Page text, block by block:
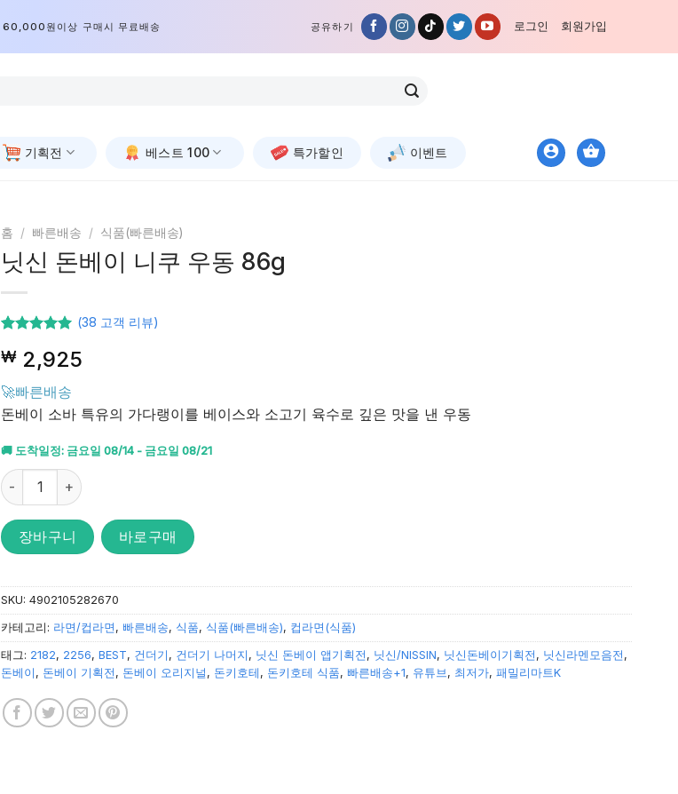
60,000원이상 구매시 무료배송 공유하기 로그인 회원가입
기획전 베스트 100 특가할인 이벤트
홈 / 빠른배송 / 식품(빠른배송)
닛신 돈베이 니쿠 우동 86g
기준으로 5
4.97 점을
받았습니
다.
(38 고객 리뷰)
₩ 2,925
🚀빠른배송
돈베이 소바 특유의 가다랭이를 베이스와 소고기 육수로 깊은 맛을 낸 우동
🚚 도착일정: 금요일 08/14 - 금요일 08/21
닛신 돈베이 니쿠 우동 86g 수량
장바구니 바로구매
SKU:4902105282670
카테고리: 라면/컵라면 , 빠른배송, 식품, 식품(빠른배송), 컵라면(식품)
태그: 2182, 2256,BEST, 건더기 , 건더기 나머지 , 닛신 돈베이 앱기획전 , 닛신/NISSIN, 닛신돈베이기획전 , 닛신라멘모음전 ,
돈베이 , 돈베이 기획전 , 돈베이 오리지널 , 돈키호테 , 돈키호테 식품, 빠른배송+1, 유튜브 , 최저가,패밀리마트K